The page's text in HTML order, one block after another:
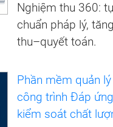
Nghiệm thu 360:
chuẩn pháp lý,
thu–quyết toán.
Phần mềm quản
công trình Đáp
kiểm soát chất